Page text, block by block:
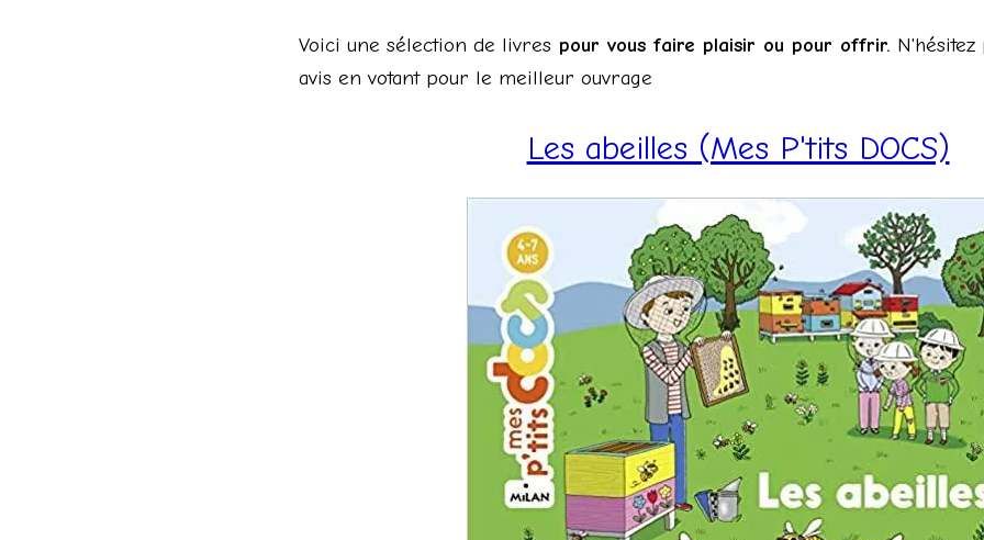
Voici une sélection de livres pour vous faire plaisir ou pour offrir.
avis en votant pour le meilleur ouvrage
Les abeilles (Mes P'tits DOCS)